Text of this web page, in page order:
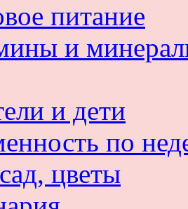
питание
и
и дети
по
цветы